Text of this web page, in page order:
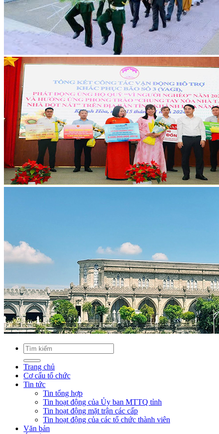
Trang chủ
Cơ cấu tổ chức
Tin tức
Tin tổng hợp
Tin hoạt động của Ủy ban MTTQ tỉnh
Tin hoạt động mặt trận các cấp
Tin hoạt động của các tổ chức thành viên
Văn bản